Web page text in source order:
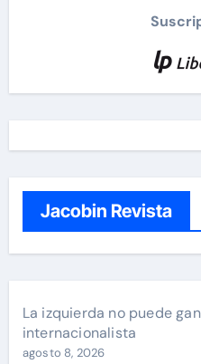
Jacobin Revista
La izquierda no puede
internacionalista
agosto 8, 2026